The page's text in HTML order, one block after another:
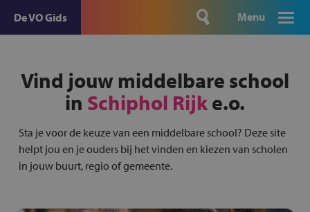
De VO Gids Menu
Vind jouw middelbare school
in Schiphol Rijke.o.
Sta je voor de keuze van een middelbare school? Deze site
helpt jou en je ouders bij het vinden en kiezen van scholen
in jouw buurt, regio of gemeente.